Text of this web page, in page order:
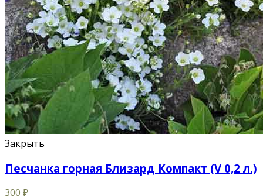
Закрыть
Песчанка горная Близард Компакт (V 0,2 л.)
300 ₽